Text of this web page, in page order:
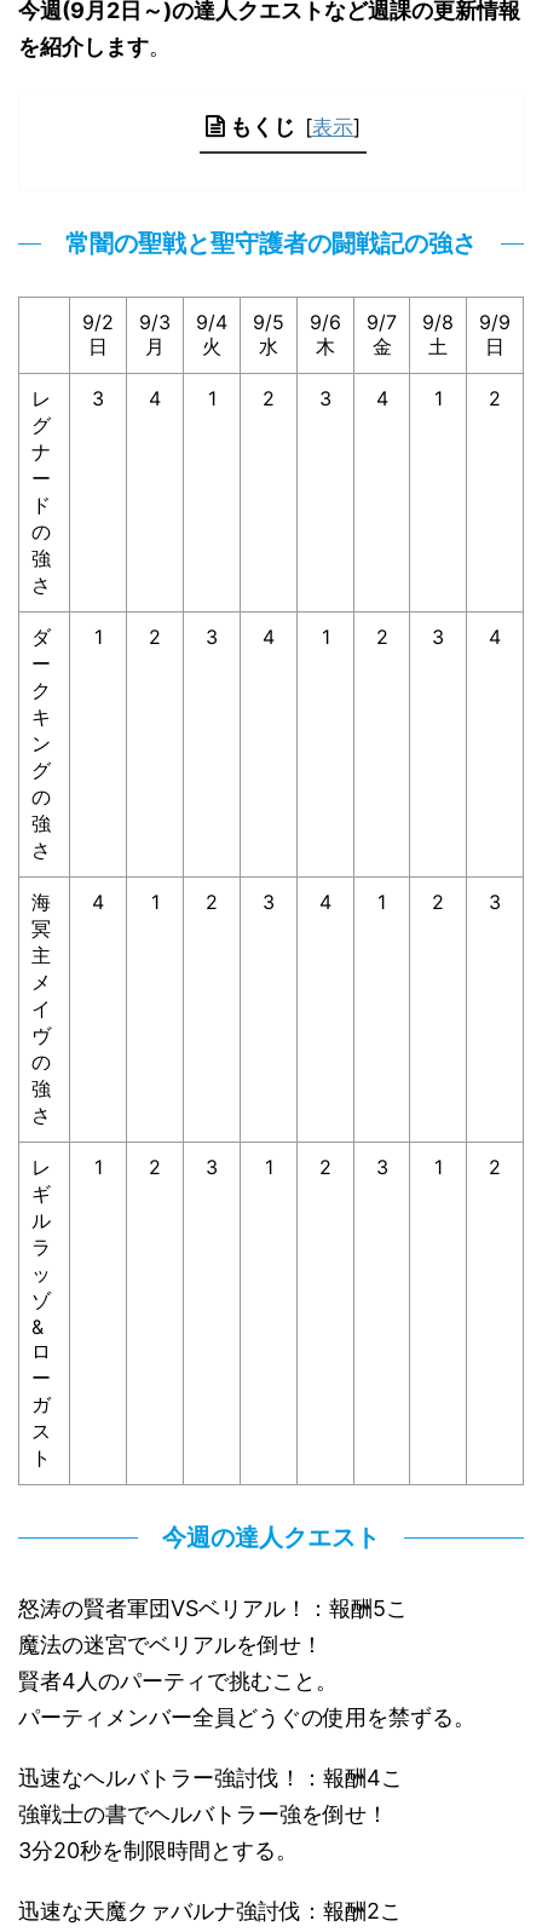
今週(9月2日～)の達人クエストなど週課の更新情報
を紹介します。
もくじ [表示]
常闇の聖戦と聖守護者の闘戦記の強さ
9/2
日
9/3
月
9/4
火
9/5
水
9/6
木
9/7
金
9/8
土
9/9
日
レ
グ
ナ
ー
ド
の
強
さ
3 4 1 2 3 4 1 2
ダ
ー
ク
キ
ン
グ
の
強
さ
1 2 3 4 1 2 3 4
海
冥
主
メ
イ
ヴ
の
強
さ
4 1 2 3 4 1 2 3
レ
ギ
ル
ラ
ッ
ゾ
&
ロ
ー
ガ
ス
ト
1 2 3 1 2 3 1 2
今週の達人クエスト
怒涛の賢者軍団VSベリアル！：報酬5こ
魔法の迷宮でベリアルを倒せ！
賢者4人のパーティで挑むこと。
パーティメンバー全員どうぐの使用を禁ずる。
迅速なヘルバトラー強討伐！：報酬4こ
強戦士の書でヘルバトラー強を倒せ！
3分20秒を制限時間とする。
迅速な天魔クァバルナ強討伐：報酬2こ